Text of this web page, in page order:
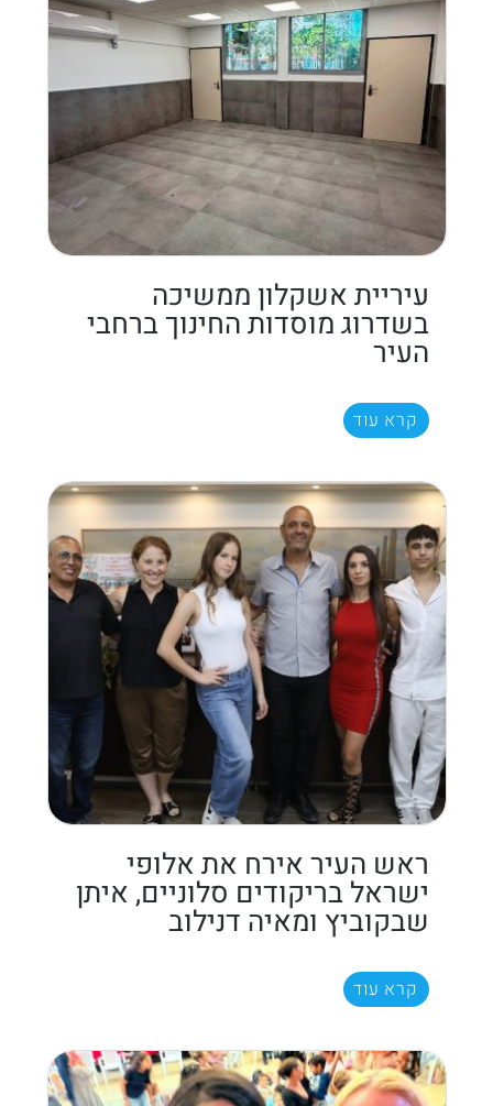
עיריית אשקלון ממשיכה
בשדרוג מוסדות החינוך ברחבי
העיר
קרא עוד
ראש העיר אירח את אלופי
ישראל בריקודים סלוניים, איתן
שבקוביץ ומאיה דנילוב
קרא עוד